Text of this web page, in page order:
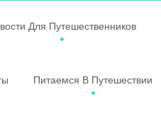
Для Путешественников
Питаемся В Путешествии